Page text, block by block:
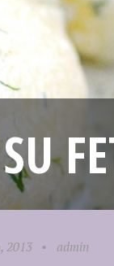
2013 • admin